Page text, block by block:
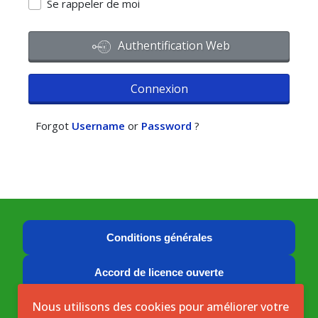
Se rappeler de moi
Authentification Web
Connexion
Forgot Username or Password ?
Conditions générales
Accord de licence ouverte
Licence ouverte ICASEES (CC BY 4.0)
Nous utilisons des cookies pour améliorer votre